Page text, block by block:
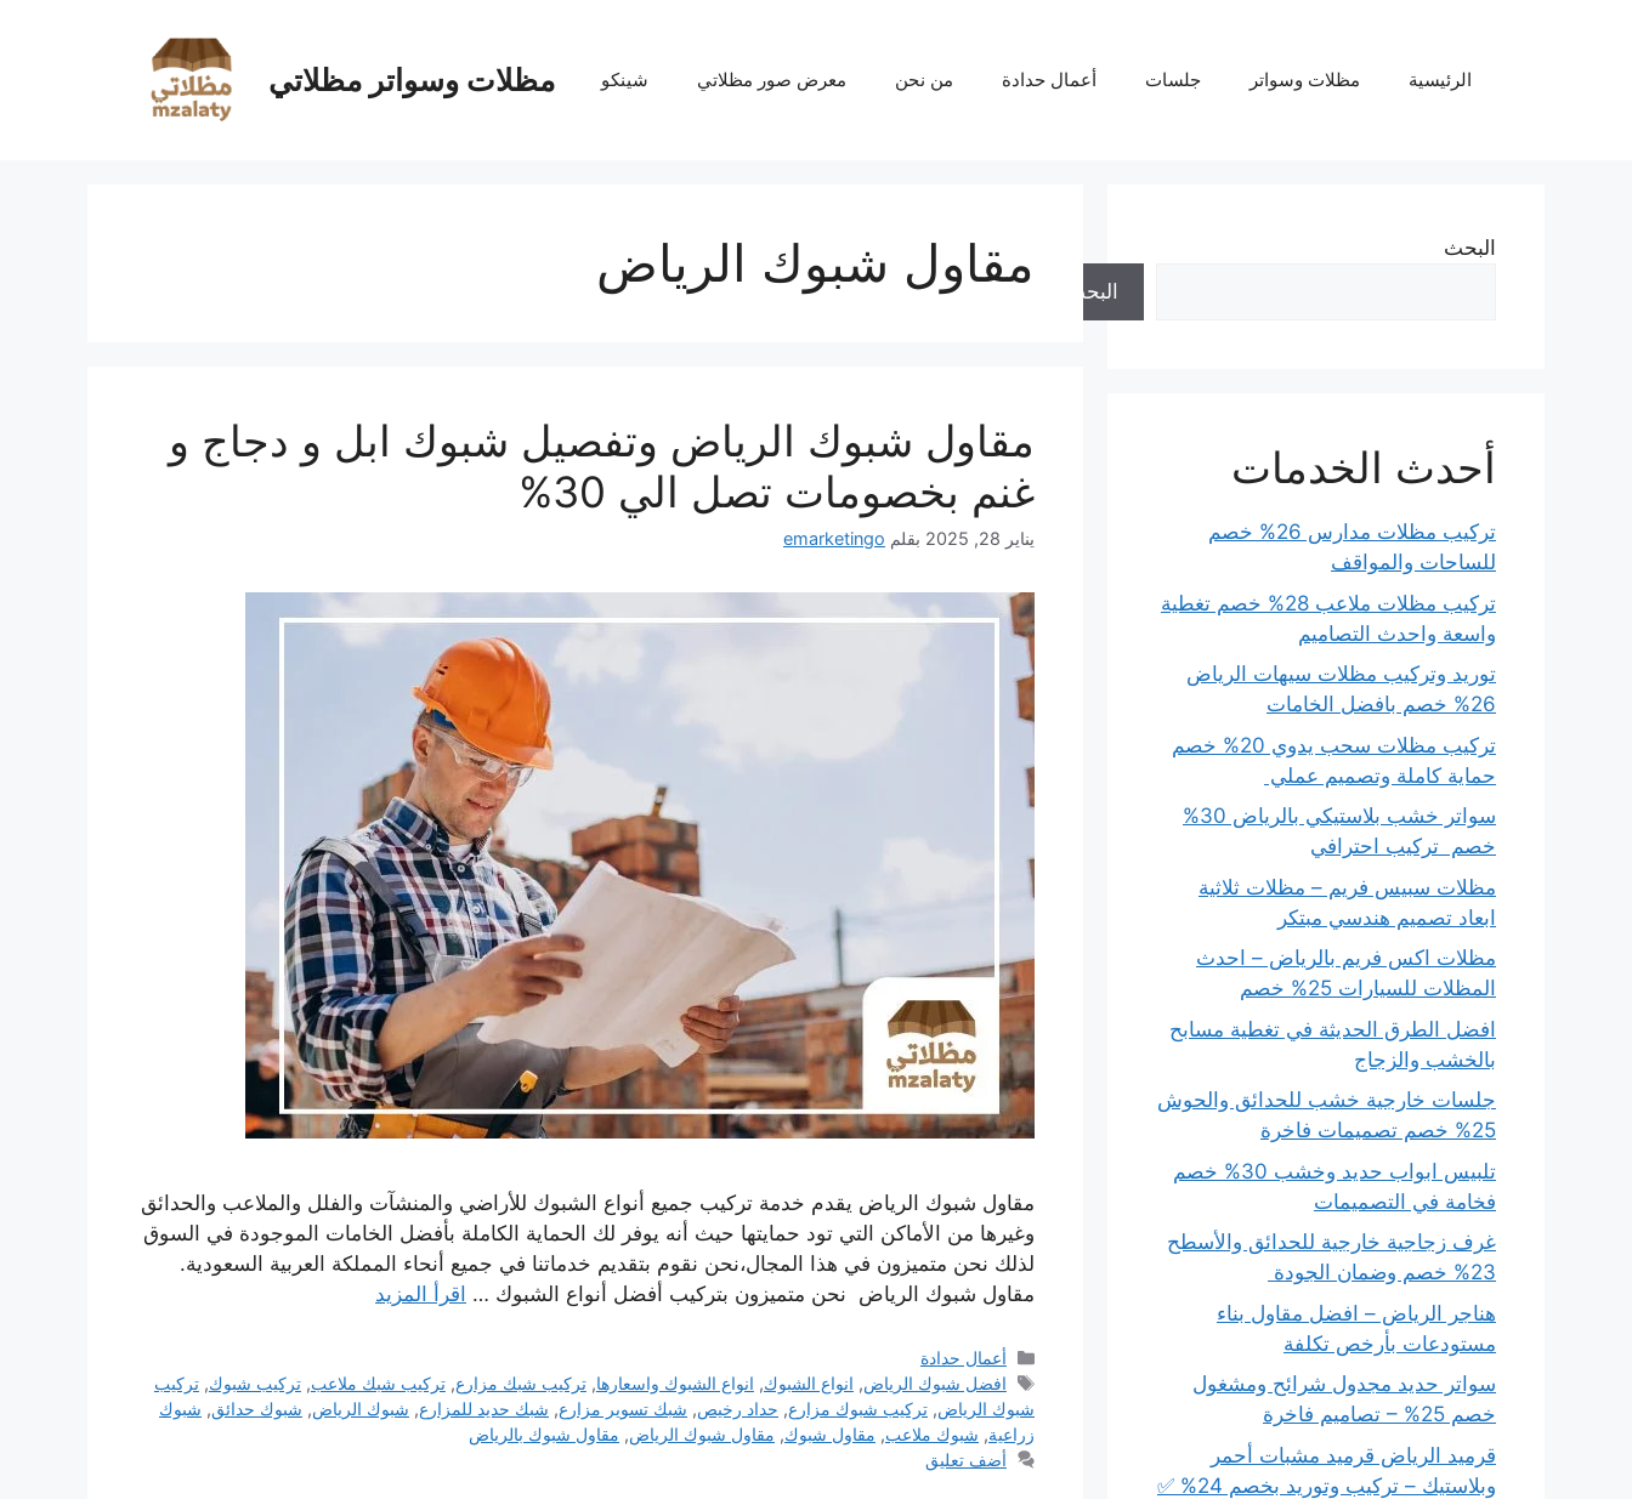
مظلات وسواتر مظلاتي الرئيسية مظلات وسواتر جلسات أعمال حدادة من نحن معرض صور مظلاتي شينكو
مقاول شبوك الرياض
مقاول شبوك الرياض وتفصيل شبوك ابل و دجاج و
غنم بخصومات تصل الي 30%
يناير 28, 2025 بقلم emarketingo
مقاول شبوك الرياض يقدم خدمة تركيب جميع أنواع الشبوك للأراضي والمنشآت والفلل والملاعب والحدائق
وغيرها من الأماكن التي تود حمايتها حيث أنه يوفر لك الحماية الكاملة بأفضل الخامات الموجودة في السوق
لذلك نحن متميزون في هذا المجال،نحن نقوم بتقديم خدماتنا في جميع أنحاء المملكة العربية السعودية.
مقاول شبوك الرياض نحن متميزون بتركيب أفضل أنواع الشبوك … اقرأ المزيد
التصنيفات
أعمال حدادة
الوسوم
افضل شبوك الرياض, انواع الشبوك, انواع الشبوك واسعارها,تركيب شبك مزارع,تركيب شبك ملاعب,تركيب شبوك,تركيب
شبوك الرياض, تركيب شبوك مزارع, حداد رخيص, شبك تسوير مزارع, شبك حديد للمزارع, شبوك الرياض, شبوك حدائق, شبوك
زراعية, شبوك ملاعب, مقاول شبوك, مقاول شبوك الرياض, مقاول شبوك بالرياض
أضف تعليق
البحث
البحث
أحدث الخدمات
تركيب مظلات مدارس 26% خصم
للساحات والمواقف
تركيب مظلات ملاعب 28% خصم تغطية
واسعة واحدث التصاميم
توريد وتركيب مظلات سيهات الرياض
26% خصم بافضل الخامات
تركيب مظلات سحب يدوي 20% خصم
حماية كاملة وتصميم عملي
سواتر خشب بلاستيكي بالرياض 30%
خصم تركيب احترافي
مظلات سبيس فريم – مظلات ثلاثية
ابعاد تصميم هندسي مبتكر
مظلات اكس فريم بالرياض – احدث
المظلات للسيارات 25% خصم
افضل الطرق الحديثة في تغطية مسابح
بالخشب والزجاج
جلسات خارجية خشب للحدائق والحوش
25% خصم تصميمات فاخرة
تلبيس ابواب حديد وخشب 30% خصم
فخامة في التصميمات
غرف زجاجية خارجية للحدائق والأسطح
23% خصم وضمان الجودة
هناجر الرياض – افضل مقاول بناء
مستودعات بأرخص تكلفة
سواتر حديد مجدول شرائح ومشغول
خصم 25% – تصاميم فاخرة
قرميد الرياض قرميد مشبات أحمر
وبلاستيك – تركيب وتوريد بخصم 24% ✅